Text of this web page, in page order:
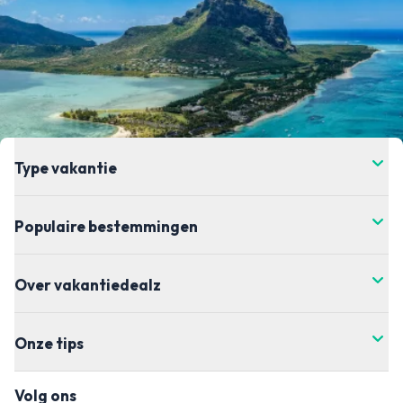
Type vakantie
Populaire bestemmingen
Over vakantiedealz
Onze tips
Volg ons